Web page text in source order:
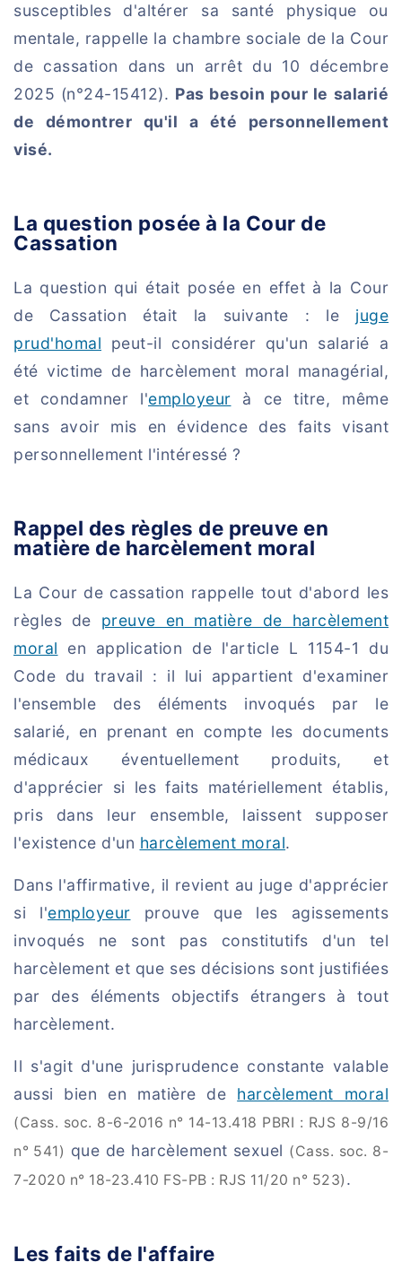
susceptibles d'altérer sa santé physique ou
mentale, rappelle la chambre sociale de la Cour
de cassation dans un arrêt du 10 décembre
2025 (n°24-15412). Pas besoin pour le salarié
de démontrer qu'il a été personnellement
visé.
La question posée à la Cour de
Cassation
La question qui était posée en effet à la Cour
de Cassation était la suivante : le juge
prud'homal peut-il considérer qu'un salarié a
été victime de harcèlement moral managérial,
et condamner l'employeur à ce titre, même
sans avoir mis en évidence des faits visant
personnellement l'intéressé ?
Rappel des règles de preuve en
matière de harcèlement moral
La Cour de cassation rappelle tout d'abord les
règles de preuve en matière de harcèlement
moral en application de l'article L 1154-1 du
Code du travail : il lui appartient d'examiner
l'ensemble des éléments invoqués par le
salarié, en prenant en compte les documents
médicaux éventuellement produits, et
d'apprécier si les faits matériellement établis,
pris dans leur ensemble, laissent supposer
l'existence d'un harcèlement moral.
Dans l'affirmative, il revient au juge d'apprécier
si l'employeur prouve que les agissements
invoqués ne sont pas constitutifs d'un tel
harcèlement et que ses décisions sont justifiées
par des éléments objectifs étrangers à tout
harcèlement.
Il s'agit d'une jurisprudence constante valable
aussi bien en matière de harcèlement moral
(Cass. soc. 8-6-2016 n° 14-13.418 PBRI : RJS 8-9/16
n° 541) que de harcèlement sexuel (Cass. soc. 8-
7-2020 n° 18-23.410 FS-PB : RJS 11/20 n° 523) .
Les faits de l'affaire